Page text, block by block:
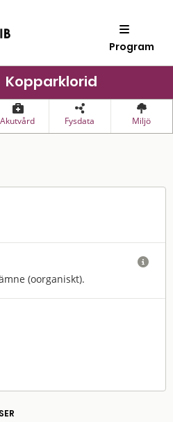
Program
Kopparklorid
Akutvård Fysdata Miljö
(oorganiskt).
